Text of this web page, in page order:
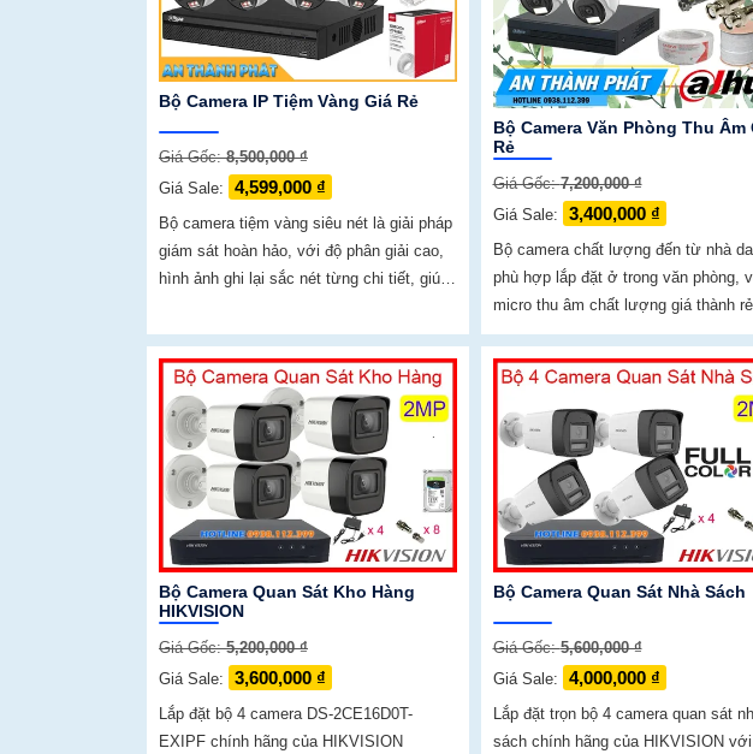
Bộ Camera IP Tiệm Vàng Giá Rẻ
Giá Gốc:8,500,000 ₫
Giá Sale:
4,599,000 ₫
Bộ camera tiệm vàng siêu nét là giải pháp
giám sát hoàn hảo, với độ phân giải cao,
hình ảnh ghi lại sắc nét từng chi tiết, giúp
chính xác. Công nghệ hồng ngoại hiện đại
đảm bảo hình ảnh rõ ràng cả trong điều
kiện thiếu sáng
Bộ Camera Văn Phòng Thu Âm
Rẻ
Giá Gốc:7,200,000 ₫
Giá Sale:
3,400,000 ₫
Bộ camera chất lượng đến từ nhà
phù hợp lắp đặt ở trong văn phòng,
micro thu âm chất lượng giá thành rẻ
nhưng có chất lượng cao, nhìn ban
có màu nhờ đèn led 15m nhìn hồng
30m
Bộ Camera Quan Sát Kho Hàng
HIKVISION
Giá Gốc:5,200,000 ₫
Giá Sale:
3,600,000 ₫
Lắp đặt bộ 4 camera DS-2CE16D0T-
EXIPF chính hãng của HIKVISION
Bộ Camera Quan Sát Nhà Sách
Giá Gốc:5,600,000 ₫
Giá Sale:
4,000,000 ₫
Lắp đặt trọn bộ 4 camera quan sát
sách chính hãng của HIKVISION